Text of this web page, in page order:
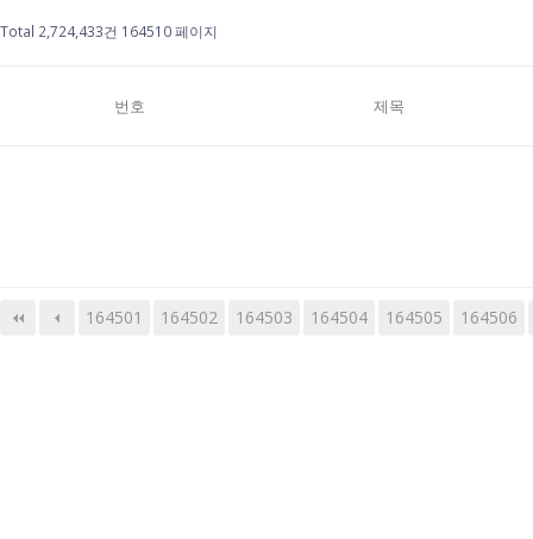
Total 2,724,433건 164510 페이지
번호 제목
164501 164502 164503 164504 164505 164506
다음 맨끝